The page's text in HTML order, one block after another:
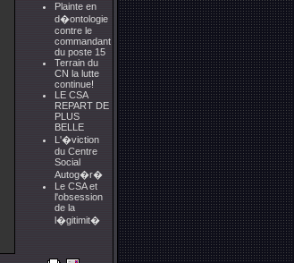
Plainte en
d�ontologie
contre le
commandant
du poste 15
Terrain du
CN la lutte
continue!
LE CSA
REPART DE
PLUS
BELLE
L'�viction
du Centre
Social
Autog�r�
Le CSA et
l'obsession
de la
l�gitimit�